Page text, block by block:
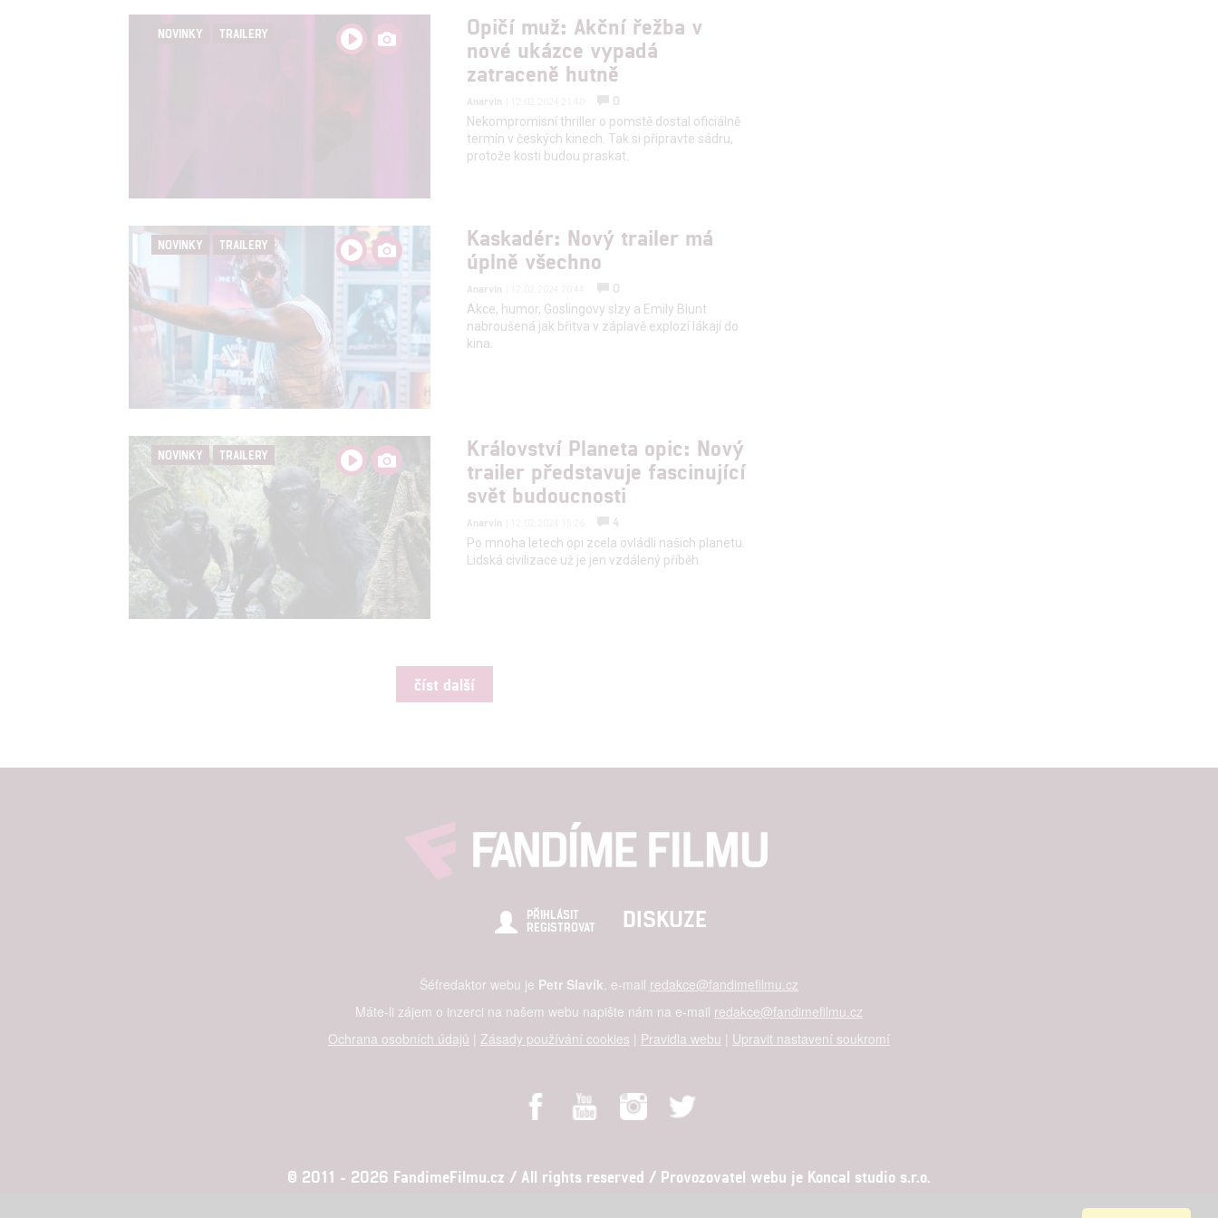
NOVINKY TRAILERY
Opičí muž: Akční řežba v
nové ukázce vypadá
zatraceně hutně
Anarvin
0
Nekompromisní thriller o pomstě dostal oficiálně
termín v českých kinech. Tak si připravte sádru,
protože kosti budou praskat.
NOVINKY TRAILERY
Kaskadér: Nový trailer má
úplně všechno
Anarvin
0
Akce, humor, Goslingovy slzy a Emily Blunt
nabroušená jak břitva v záplavě explozí lákají do
kina.
NOVINKY TRAILERY
Království Planeta opic: Nový
trailer představuje fascinující
svět budoucnosti
Anarvin
4
Po mnoha letech opi zcela ovládli našich planetu.
Lidská civilizace už je jen vzdálený příběh.
číst další
PŘIHLÁSIT
REGISTROVAT
DISKUZE
Šéfredaktor webu je Petr Slavík, e-mail redakce@fandimefilmu.cz
Máte-li zájem o inzerci na našem webu napište nám na e-mail redakce@fandimefilmu.cz
Ochrana osobních údajů | Zásady používání cookies | Pravidla webu | Upravit nastavení soukromí
© 2011 - 2026 FandimeFilmu.cz / All rights reserved / Provozovatel webu je Koncal studio s.r.o.
služeb
Udělením souhlasu s účely a funkcemi zde uvedenými dáváte nám i našim partnerům
možnost: Zajištění bezpečnosti, předcházení a zjišťování podvodů a odstraňování chyb,
Poskytování a zobrazování reklamy a obsahu